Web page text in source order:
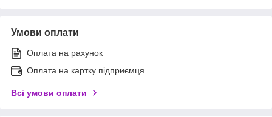
Умови оплати
Оплата на рахунок
Оплата на картку підприємця
Всі умови оплати